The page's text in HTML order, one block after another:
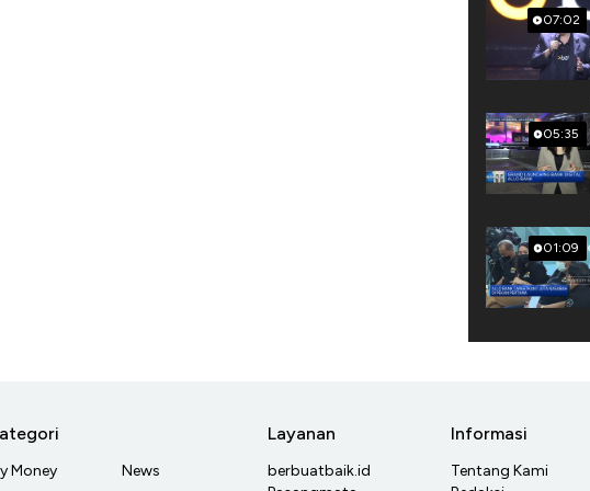
07:02
05:35
01:09
Money News
Layanan
berbuatbaik.id
Informasi
Tentang Kami